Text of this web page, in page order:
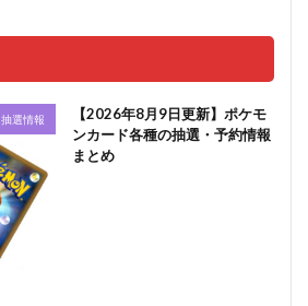
抽選情報
【2026年8月9日更新】ポケモ
ンカード各種の抽選・予約情報
まとめ